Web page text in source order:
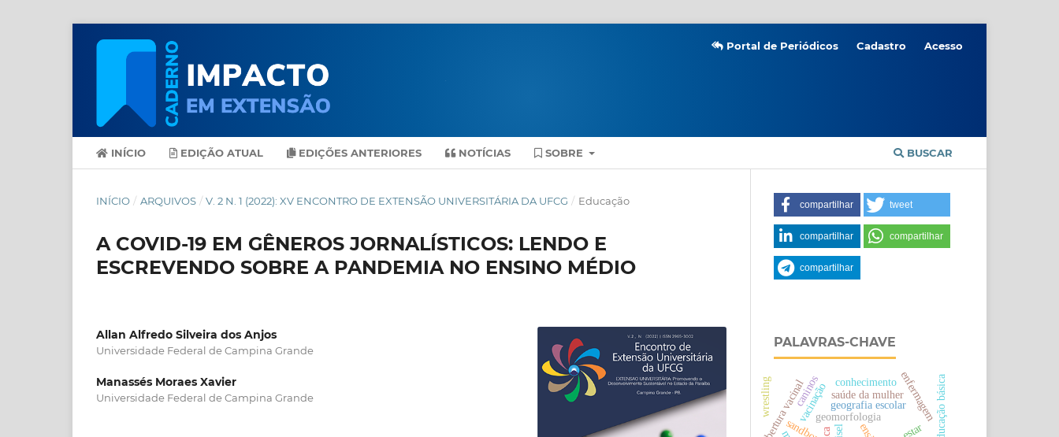
INÍCIO EDIÇÃO ATUAL EDIÇÕES ANTERIORES NOTÍCIAS SOBRE BUSCAR
Portal de Periódicos Cadastro Acesso
INÍCIO / ARQUIVOS / V. 2 N. 1 (2022): XV ENCONTRO DE EXTENSÃO UNIVERSITÁRIA DA UFCG / Educação
A COVID-19 EM GÊNEROS JORNALÍSTICOS: LENDO E
ESCREVENDO SOBRE A PANDEMIA NO ENSINO MÉDIO
Allan Alfredo Silveira dos Anjos
Universidade Federal de Campina Grande
Manassés Moraes Xavier
Universidade Federal de Campina Grande
compartilhar tweet
compartilhar compartilhar
compartilhar
PALAVRAS-CHAVE
geomorfologia
geografia escolar
sandbox
cobertura vacinal enfermagem
vacinação educação básica
saúde da mulher
conhecimento
wrestling caninos